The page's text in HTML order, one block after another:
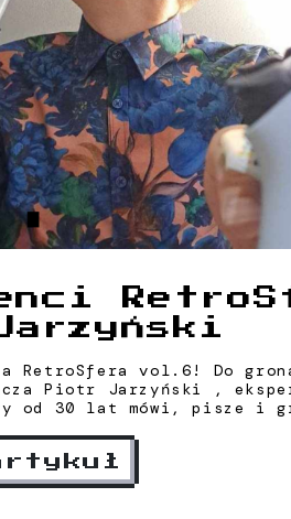
vol.6! Do grona naszych
Piotr Jarzyński ,
od 30 lat mówi, pisze i
gier wideo i
jest szczęśliwym
w świat gier